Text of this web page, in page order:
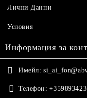
Лични Данни
Условия
Информация за
Имейл:
Телефон: